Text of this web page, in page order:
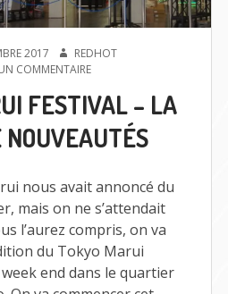
2017 AUTEUR
REDHOT
COMMENTAIRESUR
MARUI
FESTIVAL
–
LA
DE
NOUVEAUTÉS
FESTIVAL – LA
nous avait annoncé du
mais on ne s’attendait
l’aurez compris, on va
du Tokyo Marui
end dans le quartier